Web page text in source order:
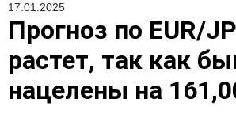
17.01.2025
Прогноз по EUR/
растет, так как
нацелены на